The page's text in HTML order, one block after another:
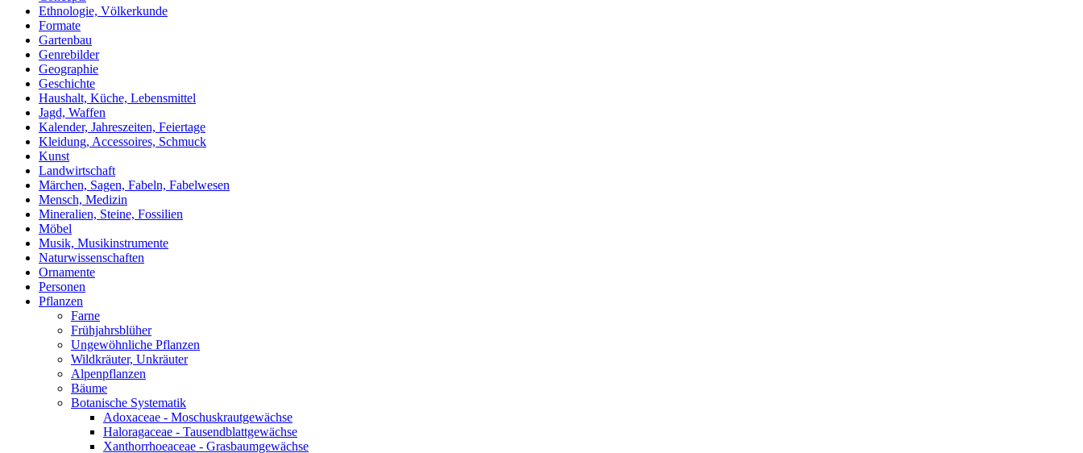
Ethnologie, Völkerkunde
Formate
Gartenbau
Genrebilder
Geographie
Geschichte
Haushalt, Küche, Lebensmittel
Jagd, Waffen
Kalender, Jahreszeiten, Feiertage
Kleidung, Accessoires, Schmuck
Kunst
Landwirtschaft
Märchen, Sagen, Fabeln, Fabelwesen
Mensch, Medizin
Mineralien, Steine, Fossilien
Möbel
Musik, Musikinstrumente
Naturwissenschaften
Ornamente
Personen
Pflanzen
Farne
Frühjahrsblüher
Ungewöhnliche Pflanzen
Wildkräuter, Unkräuter
Alpenpflanzen
Bäume
Botanische Systematik
Adoxaceae - Moschuskrautgewächse
Haloragaceae - Tausendblattgewächse
Xanthorrhoeaceae - Grasbaumgewächse